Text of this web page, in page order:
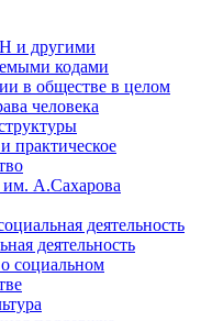
и другими
кодами
в обществе в целом
человека
практическое
А.Сахарова
деятельность
деятельность
социальном